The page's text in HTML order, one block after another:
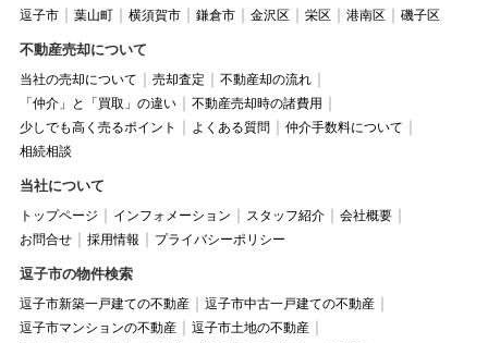
逗子市 葉山町 横須賀市 鎌倉市 金沢区 栄区 港南区 磯子区
不動産売却について
当社の売却について 売却査定
不動産却の流れ
「仲介」と「買取」の違い
不動産売却時の諸費用
少しでも高く売るポイント
よくある質問
仲介手数料について
相続相談
当社について
トップページ インフォメーション スタッフ紹介
会社概要
お問合せ
採用情報 プライバシーポリシー
逗子市の物件検索
逗子市新築一戸建ての不動産
逗子市中古一戸建ての不動産
逗子市マンションの不動産
逗子市土地の不動産